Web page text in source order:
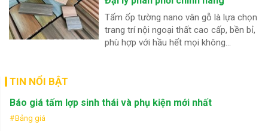
Tấm ốp tường nano vân gỗ là lựa chọn
trang trí nội ngoại thất cao cấp, bền bỉ,
phù hợp với hầu hết mọi không...
TIN NỔI BẬT
Báo giá tấm lợp sinh thái và phụ kiện mới nhất
Bảng giá